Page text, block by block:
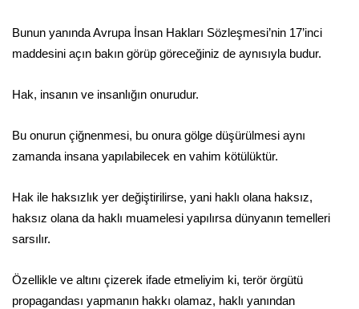
Bunun yanında Avrupa İnsan Hakları Sözleşmesi’nin 17’inci
maddesini açın bakın görüp göreceğiniz de aynısıyla budur.
Hak, insanın ve insanlığın onurudur.
Bu onurun çiğnenmesi, bu onura gölge düşürülmesi aynı
zamanda insana yapılabilecek en vahim kötülüktür.
Hak ile haksızlık yer değiştirilirse, yani haklı olana haksız,
haksız olana da haklı muamelesi yapılırsa dünyanın temelleri
sarsılır.
Özellikle ve altını çizerek ifade etmeliyim ki, terör örgütü
propagandası yapmanın hakkı olamaz, haklı yanından